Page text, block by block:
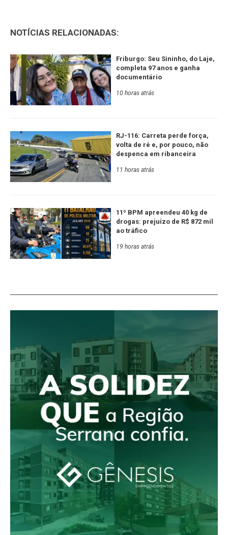
NOTÍCIAS RELACIONADAS:
Friburgo: Seu Sininho, do Laje,
completa 97 anos e ganha
documentário
10 horas atrás
RJ-116: Carreta perde força,
volta de ré e, por pouco, não
despenca em ribanceira
11 horas atrás
11º BPM apreendeu 40 kg de
drogas: prejuízo de R$ 872 mil
ao tráfico
19 horas atrás